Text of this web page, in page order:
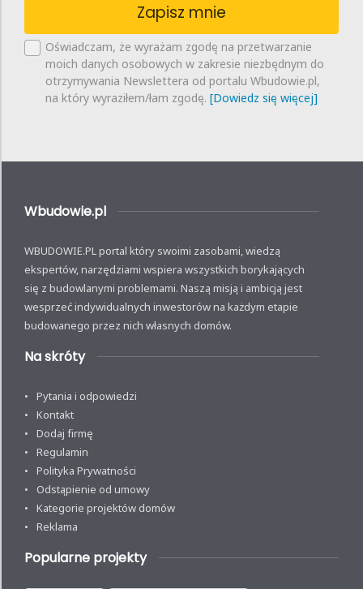
Zapisz mnie
Oświadczam, że wyrażam zgodę na przetwarzanie
moich danych osobowych w zakresie niezbędnym do
otrzymywania Newslettera od portalu Wbudowie.pl,
na który wyraziłem/łam zgodę. [Dowiedz się więcej]
Wbudowie.pl
WBUDOWIE.PL portal który swoimi zasobami, wiedzą
ekspertów, narzędziami wspiera wszystkich borykających
się z budowlanymi problemami. Naszą misją i ambicją jest
wesprzeć indywidualnych inwestorów na każdym etapie
budowanego przez nich własnych domów.
Na skróty
Pytania i odpowiedzi
Kontakt
Dodaj firmę
Regulamin
Polityka Prywatności
Odstąpienie od umowy
Kategorie projektów domów
Reklama
Popularne projekty